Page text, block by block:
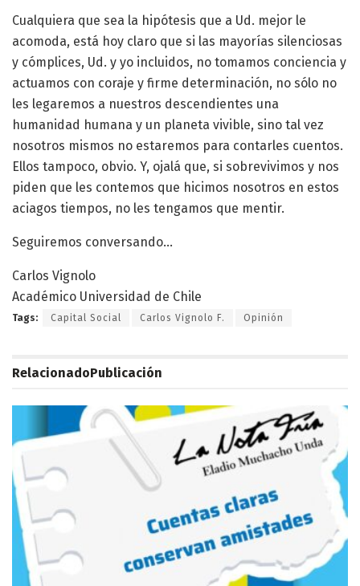
Cualquiera que sea la hipótesis que a Ud. mejor le
acomoda, está hoy claro que si las mayorías silenciosas
y cómplices, Ud. y yo incluidos, no tomamos conciencia y
actuamos con coraje y firme determinación, no sólo no
les legaremos a nuestros descendientes una
humanidad humana y un planeta vivible, sino tal vez
nosotros mismos no estaremos para contarles cuentos.
Ellos tampoco, obvio. Y, ojalá que, si sobrevivimos y nos
piden que les contemos que hicimos nosotros en estos
aciagos tiempos, no les tengamos que mentir.
Seguiremos conversando…
Carlos Vignolo
Académico Universidad de Chile
Tags: Capital Social Carlos Vignolo F. Opinión
RelacionadoPublicación